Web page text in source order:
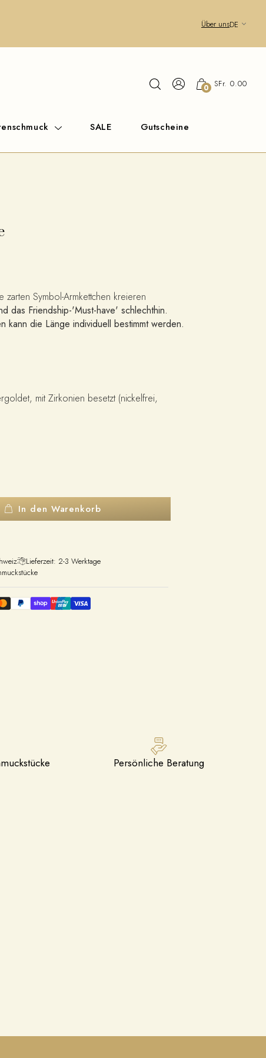
Über unsDE
0 SFr. 0.00
SALE Gutscheine
Symbol-Armkettchen kreieren
das Friendship-'Must-have' schlechthin.
kann die Länge individuell bestimmt werden.
mit Zirkonien besetzt (nickelfrei,
In den Warenkorb
Lieferzeit: 2-3 Werktage
Persönliche Beratung